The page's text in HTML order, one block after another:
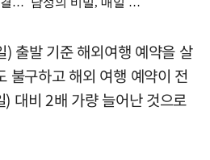
출발 기준 해외여행 예약을 살
불구하고 해외 여행 예약이 전
대비 2배 가량 늘어난 것으로